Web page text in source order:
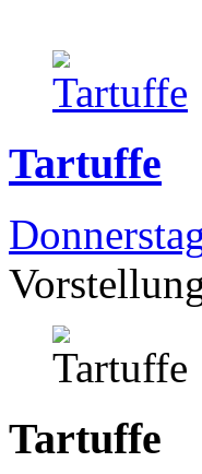
Tartuffe
Tartuffe